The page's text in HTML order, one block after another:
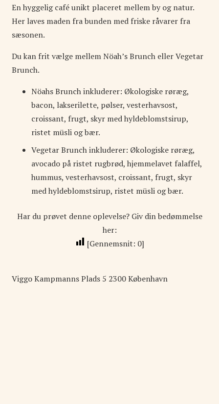
En hyggelig café unikt placeret mellem by og natur.
Her laves maden fra bunden med friske råvarer fra
sæsonen.
Du kan frit vælge mellem Nöah’s Brunch eller Vegetar
Brunch.
Nöahs Brunch inkluderer: Økologiske røræg,
bacon, lakserilette, pølser, vesterhavsost,
croissant, frugt, skyr med hyldeblomstsirup,
ristet müsli og bær.
Vegetar Brunch inkluderer: Økologiske røræg,
avocado på ristet rugbrød, hjemmelavet falaffel,
hummus, vesterhavsost, croissant, frugt, skyr
med hyldeblomstsirup, ristet müsli og bær.
Har du prøvet denne oplevelse? Giv din bedømmelse
her:
[Gennemsnit: 0]
Viggo Kampmanns Plads 5 2300København